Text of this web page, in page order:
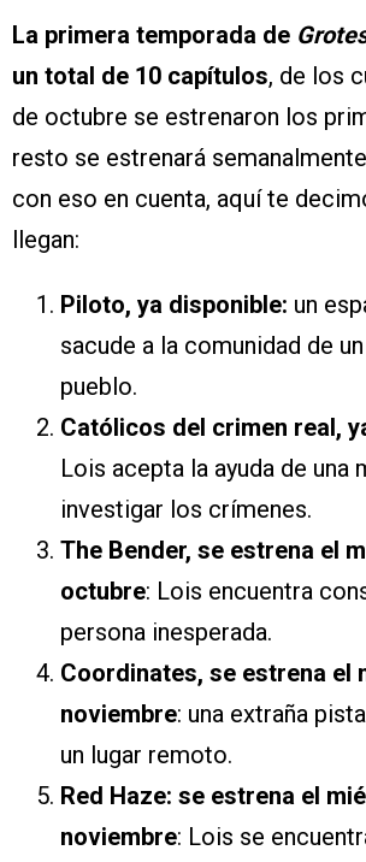
La primera temporada de
un total de 10 capítulos, de los
de octubre se estrenaron los
resto se estrenará
con eso en cuenta, aquí te
llegan:
Piloto, ya disponible: un
sacude a la comunidad de
pueblo.
Católicos del crimen real,
Lois acepta la ayuda de una
investigar los crímenes.
The Bender, se estrena el
octubre: Lois encuentra
persona inesperada.
Coordinates, se estrena el
noviembre: una extraña
un lugar remoto.
Red Haze: se estrena el
noviembre: Lois se